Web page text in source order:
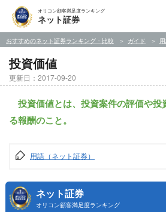
オリコン顧客満足度ランキング
ネット証券
おすすめのネット証券ランキング・比較 ガイド
投資価値
更新日：2017-09-20
投資価値とは、投資案件の評価や投
る報酬のこと。
用語（ネット証券）
ネット証券
オリコン顧客満足度ランキング